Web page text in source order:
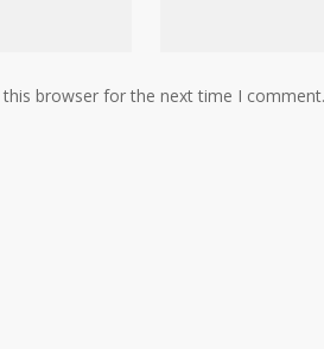
browser for the next time I comment.